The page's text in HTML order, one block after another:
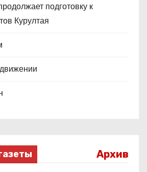
подготовку к
Курултая
Архив